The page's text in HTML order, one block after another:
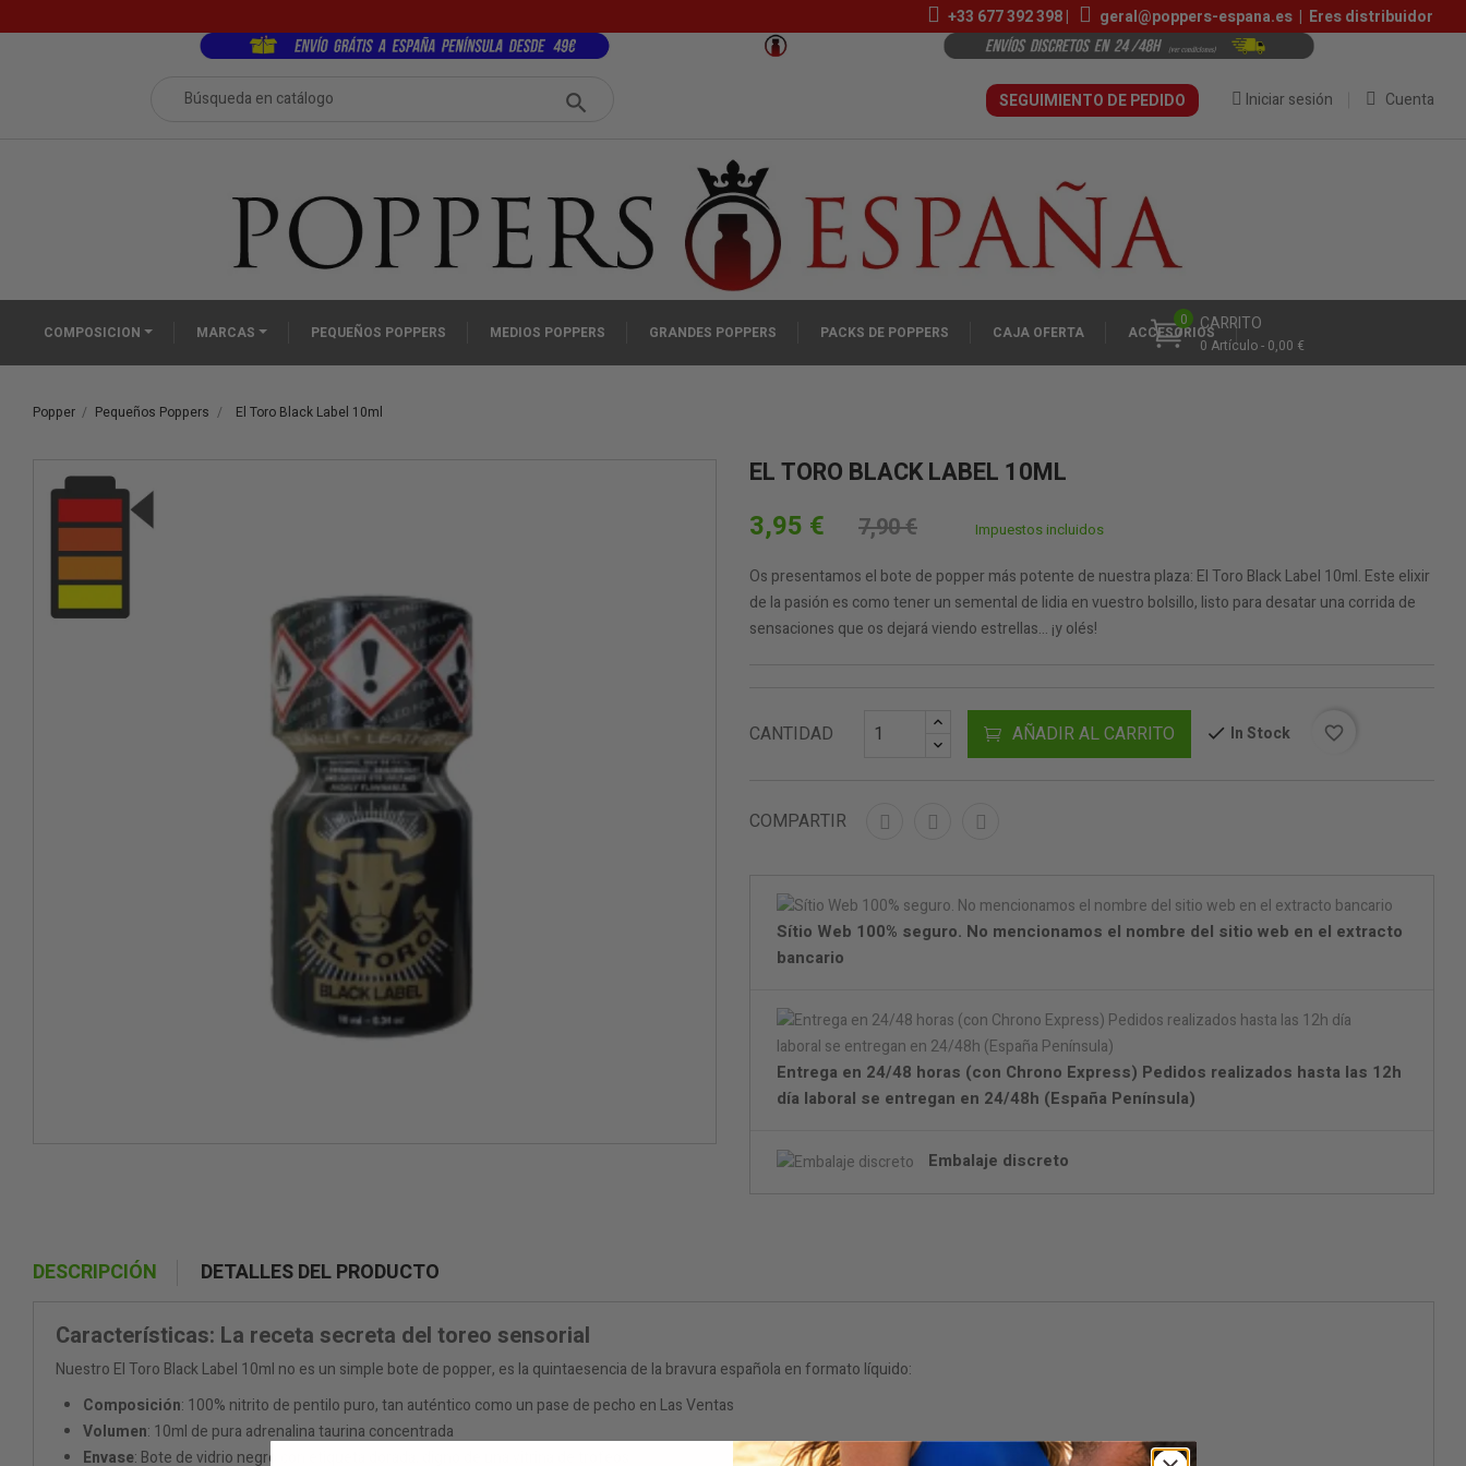
+33 677 392 398 | geral@poppers-espana.es | Eres distribuidor
Cuenta
Iniciar sesión
SEGUIMIENTO DE PEDIDO
CARRITO
0 Artículo - 0,00 €
0
COMPOSICION MARCAS PEQUEÑOS POPPERS MEDIOS POPPERS GRANDES POPPERS PACKS DE POPPERS CAJA OFERTA ACCESÓRIOS
Popper Pequeños Poppers El Toro Black Label 10ml
EL TORO BLACK LABEL 10ML
3,95 € 7,90 € Impuestos incluidos
Os presentamos el bote de popper más potente de nuestra plaza: El Toro Black Label 10ml. Este elixir
de la pasión es como tener un semental de lidia en vuestro bolsillo, listo para desatar una corrida de
sensaciones que os dejará viendo estrellas... ¡y olés!
CANTIDAD AÑADIR AL CARRITO In Stock favorite_border
COMPARTIR
Sítio Web 100% seguro. No mencionamos el nombre del sitio web en el extracto
bancario
Entrega en 24/48 horas (con Chrono Express) Pedidos realizados hasta las 12h
día laboral se entregan en 24/48h (España Península)
Embalaje discreto
DESCRIPCIÓN DETALLES DEL PRODUCTO
Características: La receta secreta del toreo sensorial
Nuestro El Toro Black Label 10ml no es un simple bote de popper, es la quintaesencia de la bravura española en formato líquido:
Composición: 100% nitrito de pentilo puro, tan auténtico como un pase de pecho en Las Ventas
Volumen: 10ml de pura adrenalina taurina concentrada
Envase: Bote de vidrio negro con etiqueta dorada, digno de una vitrina de trofeos